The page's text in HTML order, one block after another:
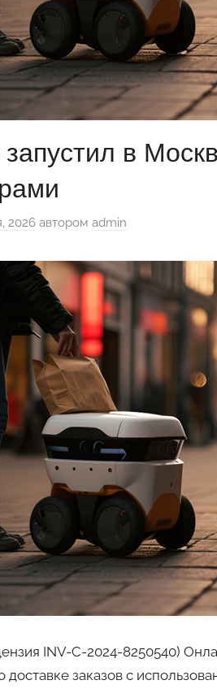
в
2026 автором admin
INV-C-2024-8250540)
доставке заказов с